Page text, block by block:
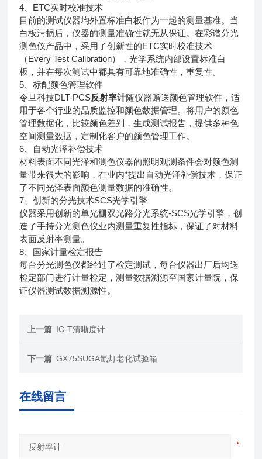
4、ETC实时校准技术
目前的测试仪器均外置标准白板作为一起的测量基准。当
白板污损后，仪器的测量准确性就无从保证。在彩谱分光
测色仪产品中，采用了创新性的ETC实时校准技术
（Every Test Calibration），光学系统内部设置标准白
板，并在每次测试中都具有可靠地准确性，重复性。
5、标配颜色管理软件
令旦科技DLT-PCS反射率计随仪器赠送颜色管理软件，适
用于各个行业的品质监控和颜色数据管理。将用户的颜色
管理数据化，比较颜色差别，生成测试报告，提供多种色
空间测量数据，定制化客户的颜色管理工作。
6、自动光泽补偿技术
材料表面不同光泽和测色仪器的照明观测条件会对颜色测
量带来很大的影响，在业内*提出自动光泽补偿技术，保证
了不同光泽表面颜色测量数据的准确性。
7、创新的分光技术SCS光学引擎
仪器采用创新的单光栅双光路分光系统-SCS光学引擎，创
造了手持分光测色仪业内测量重复性指标，保证了对材料
表面反射率测量。
8、国家计量检定报告
每台分光测色仪都经过了检定测试，每台仪器出厂后均送
检定部门进行计量检定，测量数据溯源至国家计量院，保
证仪器测试数据溯源性。
上一篇 IC-T清晰度计
下一篇 GX75SUGA氙灯老化试验箱
在线留言